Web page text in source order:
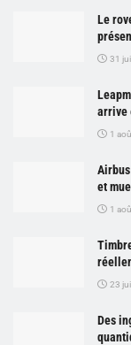
Le
31
arrive
1
et
1
23
Des